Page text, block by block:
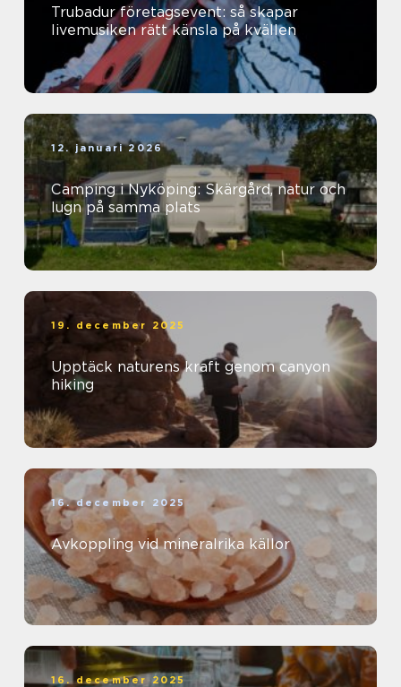
Trubadur företagsevent: så skapar
livemusiken rätt känsla på kvällen
12. januari 2026
Camping i Nyköping: Skärgård, natur och
lugn på samma plats
19. december 2025
Upptäck naturens kraft genom canyon
hiking
16. december 2025
Avkoppling vid mineralrika källor
16. december 2025